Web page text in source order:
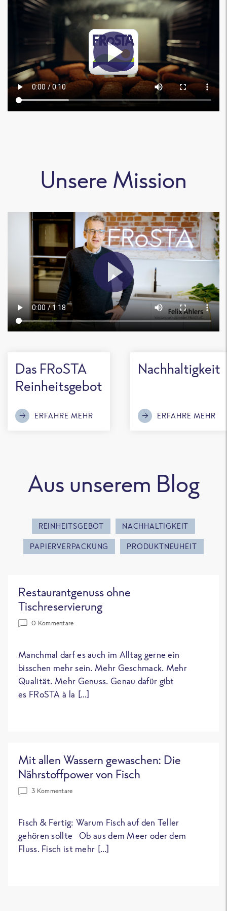
Unsere Mission
Das FRoSTA
Reinheitsgebot
ERFAHRE MEHR
Nachhaltigkeit
ERFAHRE MEHR
Aus unserem Blog
REINHEITSGEBOT NACHHALTIGKEIT
PAPIERVERPACKUNG PRODUKTNEUHEIT
Restaurantgenuss ohne
Tischreservierung
0 Kommentare
Manchmal darf es auch im Alltag gerne ein
bisschen mehr sein. Mehr Geschmack. Mehr
Qualität. Mehr Genuss. Genau dafür gibt
es FRoSTA à la […]
Mit allen Wassern gewaschen: Die
Nährstoffpower von Fisch
3 Kommentare
Fisch & Fertig: Warum Fisch auf den Teller
gehören sollte Ob aus dem Meer oder dem
Fluss. Fisch ist mehr […]